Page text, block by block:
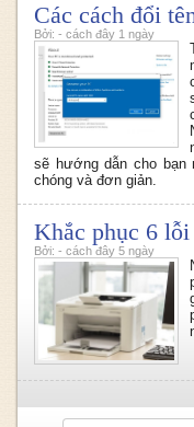
Các cách đổi
Bởi: - cách đây 1 ngày
sẽ hướng dẫn cho bạn
chóng và đơn giản.
Khắc phục 6
Bởi: - cách đây 5 ngày